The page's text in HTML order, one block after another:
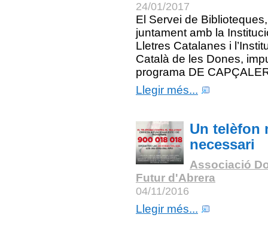
24/01/2017
El Servei de Biblioteques,
juntament amb la
Lletres Catalanes i
Català de les Dones,
programa DE
Llegir més...
Un telèfon
necessari
Associació
Futur d'Abrera
04/11/2016
Llegir més...